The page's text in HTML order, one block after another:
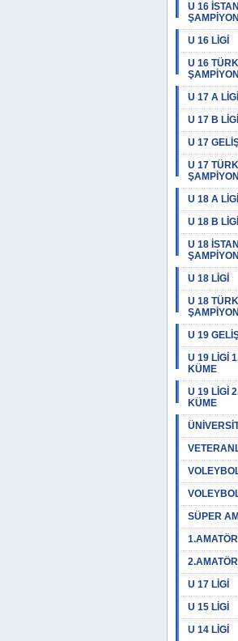
U 16
U 16 LİGİ
U 16
U 17 A LİGİ
U 17 B LİGİ
U 17
U 17
U 18 A LİGİ
U 18 B LİGİ
U 18
U 18 LİGİ
U 18
U 19
U 19 LİGİ
KÜME
U 19 LİGİ
KÜME
SÜPER
U 17 LİGİ
U 15 LİGİ
U 14 LİGİ